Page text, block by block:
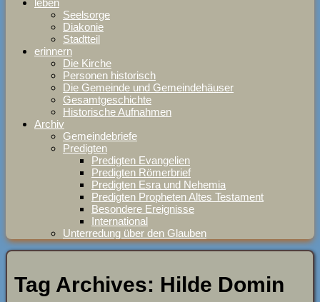
leben
Seelsorge
Diakonie
Stadtteil
erinnern
Die Kirche
Personen historisch
Die Gemeinde und Gemeindehäuser
Gesamtgeschichte
Historische Aufnahmen
Archiv
Gemeindebriefe
Predigten
Predigten Evangelien
Predigten Römerbrief
Predigten Esra und Nehemia
Predigten Propheten Altes Testament
Besondere Ereignisse
International
Unterredung über den Glauben
Tag Archives: Hilde Domin